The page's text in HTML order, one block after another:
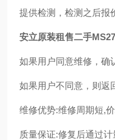
提供检测，检测之后报
安立原装租售二手
如果用户同意维修，确
如果用户不同意，则返
维修优势:维修周期短,
质量保证:修复后通过